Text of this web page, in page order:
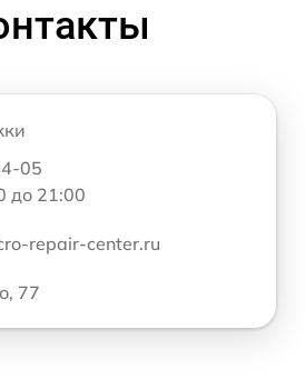
05
до 21:00
repair-center.ru
77